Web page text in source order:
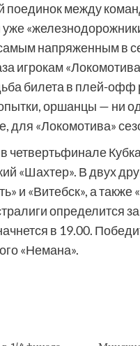
между
напряженным в
игрокам
билета в плей-
оршанцы — ни
для «Локомотива»
«Шахтер». В двух
и «Витебск», а
определится
в 19.00.
«Немана».